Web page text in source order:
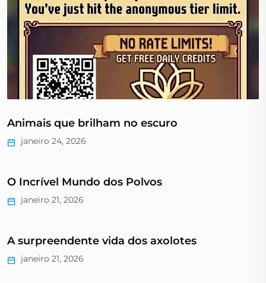
Animais que brilham no escuro
janeiro 24, 2026
O Incrível Mundo dos Polvos
janeiro 21, 2026
A surpreendente vida dos axolotes
janeiro 21, 2026